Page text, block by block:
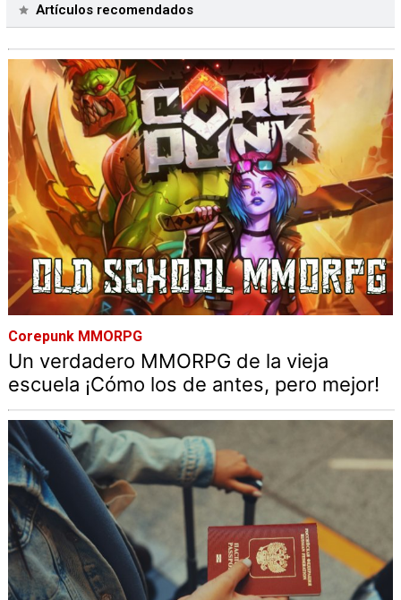
Artículos recomendados
Corepunk MMORPG
Un verdadero MMORPG de la vieja
escuela ¡Cómo los de antes, pero mejor!